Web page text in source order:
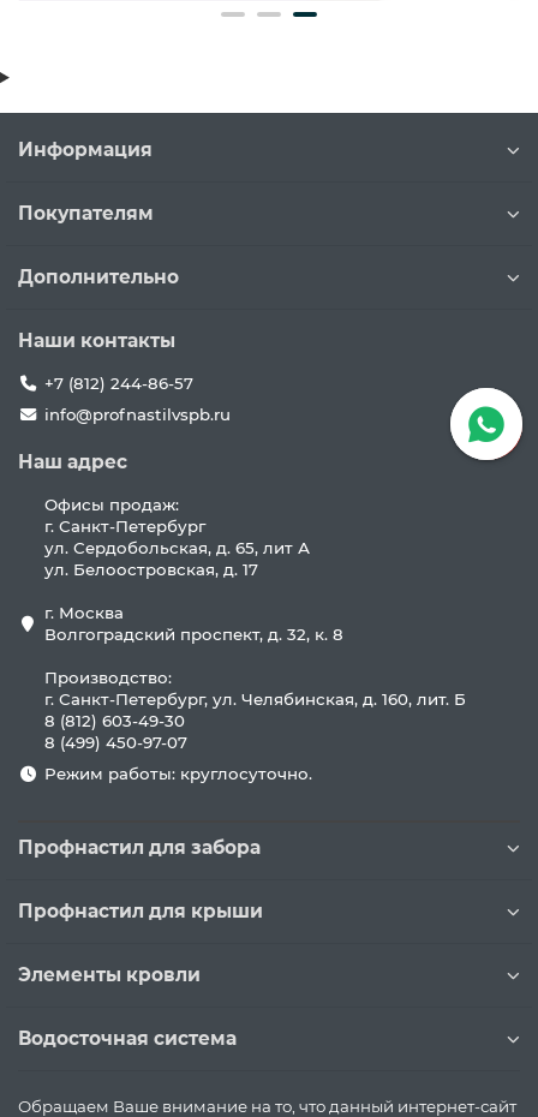
Информация
Покупателям
Дополнительно
Наши контакты
+7 (812) 244-86-57
info@profnastilvspb.ru
Наш адрес
Офисы продаж:
г. Санкт-Петербург
ул. Сердобольская, д. 65, лит А
ул. Белоостровская, д. 17
г. Москва
Волгоградский проспект, д. 32, к. 8
Производство:
г. Санкт-Петербург, ул. Челябинская, д. 160, лит. Б
8 (812) 603-49-30
8 (499) 450-97-07
Режим работы: круглосуточно.
Профнастил для забора
Профнастил для крыши
Элементы кровли
Водосточная система
Обращаем Ваше внимание на то, что данный интернет-сайт